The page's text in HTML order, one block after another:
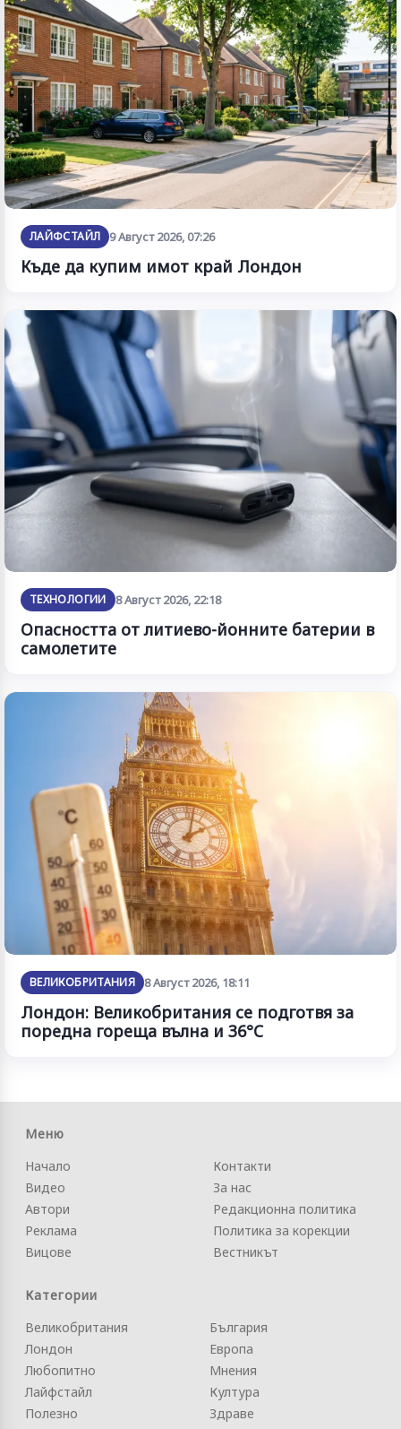
ЛАЙФСТАЙЛ 9 Август 2026, 07:26
Къде да купим имот край Лондон
ТЕХНОЛОГИИ 8 Август 2026, 22:18
Опасността от литиево-йонните батерии в
самолетите
ВЕЛИКОБРИТАНИЯ 8 Август 2026, 18:11
Лондон: Великобритания се подготвя за
поредна гореща вълна и 36°C
Меню
Начало
Видео
Автори
Реклама
Вицове
Контакти
За нас
Редакционна политика
Политика за корекции
Вестникът
Категории
Великобритания
Лондон
Любопитно
Лайфстайл
Полезно
България
Европа
Мнения
Култура
Здраве